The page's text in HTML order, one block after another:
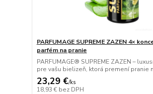
PARFUMAGE SUPREME ZAZEN 4×
parfém na pranie
PARFUMAGE® SUPREME ZAZEN –
pre vašu bielizeň, ktorá premení pranie
23,29 €/ks
18,93 € bez DPH